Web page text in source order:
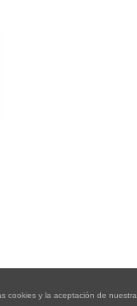
cookies y la aceptación de nuestra